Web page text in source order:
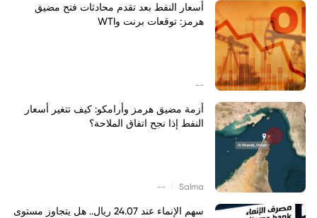
أسعار النفط بعد تقدم محادثات فتح مضيق
هرمز: توقعات برنت وWTI
--
أزمة مضيق هرمز وأرامكو: كيف تتغير أسعار
النفط إذا نجح اتفاق الملاحة؟
Salma
--
سهم الإنماء عند 24.07 ريال.. هل يتجاوز مستوى